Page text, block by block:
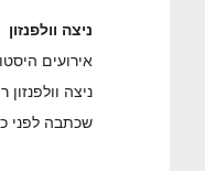
ניצה וולפנזון
אירועים
ניצה וולפנזון
שכתבה לפני כ10 שנים, במגזין הבולאי נושאון.